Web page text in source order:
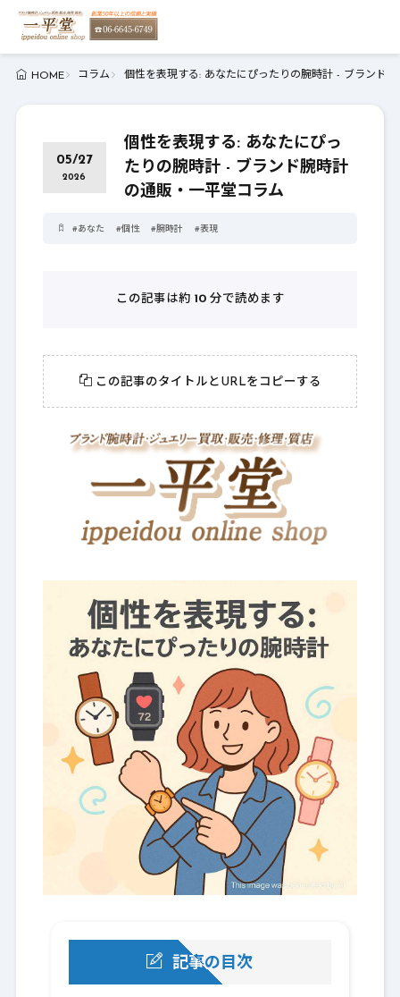
HOME コラム 個性を表現する: あなたにぴったりの腕時計 - ブランド
05/27
2026
個性を表現する: あなたにぴっ
たりの腕時計 - ブランド腕時計
の通販・一平堂コラム
#あなた #個性 #腕時計 #表現
この記事は約 10分で読めます
この記事のタイトルとURLをコピーする
記事の目次